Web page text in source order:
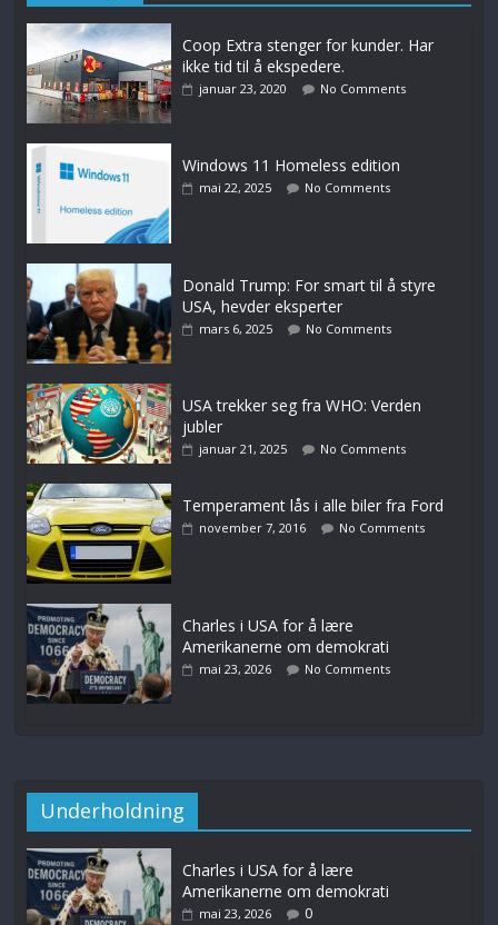
Coop Extra stenger for kunder. Har
ikke tid til å ekspedere.
januar 23, 2020 No Comments
Windows 11 Homeless edition
mai 22, 2025 No Comments
Donald Trump: For smart til å styre
USA, hevder eksperter
mars 6, 2025 No Comments
USA trekker seg fra WHO: Verden
jubler
januar 21, 2025 No Comments
Temperament lås i alle biler fra Ford
november 7, 2016 No Comments
Charles i USA for å lære
Amerikanerne om demokrati
mai 23, 2026 No Comments
Underholdning
Charles i USA for å lære
Amerikanerne om demokrati
mai 23, 2026 0